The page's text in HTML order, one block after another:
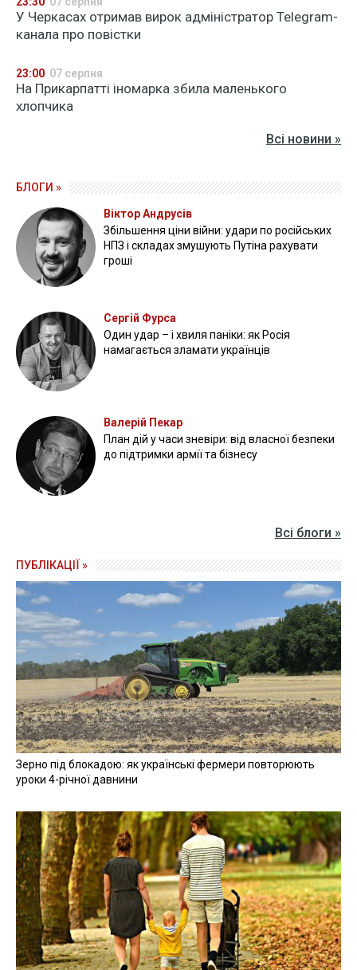
У Черкасах отримав вирок адміністратор Telegram-
канала про повістки
23:00 07 серпня
На Прикарпатті іномарка збила маленького
хлопчика
Всі новини »
БЛОГИ »
Віктор Андрусів
Збільшення ціни війни: удари по російських
НПЗ і складах змушують Путіна рахувати
гроші
Сергій Фурса
Один удар – і хвиля паніки: як Росія
намагається зламати українців
Валерій Пекар
План дій у часи зневіри: від власної безпеки
до підтримки армії та бізнесу
Всі блоги »
ПУБЛІКАЦІЇ »
Зерно під блокадою: як українські фермери повторюють
уроки 4-річної давнини